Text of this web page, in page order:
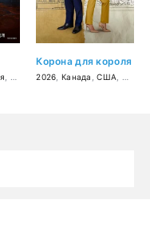
фэнтези
Корона для короля
2026 Канада ,США